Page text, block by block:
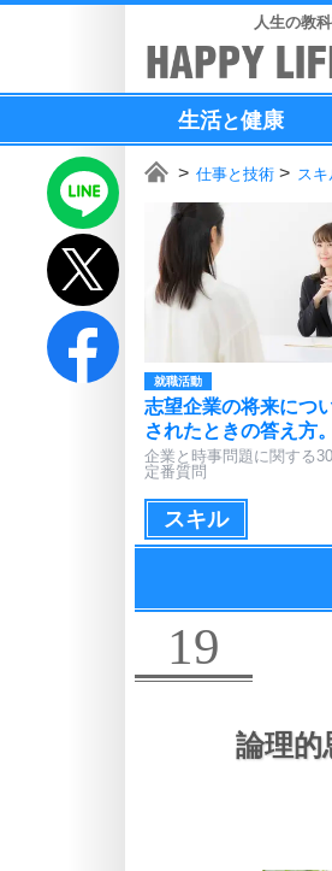
人生の教
生活と健康
仕事と技術 スキ
就職活動
志望企業の将来につ
されたときの答え方。
企業と時事問題に関する
定番質問
スキル
19
論理的